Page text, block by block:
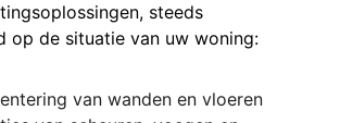
steeds
op de situatie van uw woning:
van wanden en vloeren